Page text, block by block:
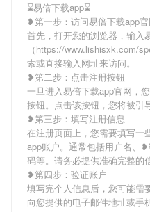
⌛️易倍下载app⌛️
❥第一步：访问易倍下载app
首先，打开您的浏览器，输入
（https://www.lishisxk.com/
索或直接输入网址来访问。
❥第二步：点击注册按钮
一旦进入易倍下载app官网，
按钮。点击该按钮，您将被引
❥第三步：填写注册信息
在注册页面上，您需要填写一
app账户。通常包括用户名、
码等。请务必提供准确完整的
❥第四步：验证账户
填写完个人信息后，您可能需
向您提供的电子邮件地址或手